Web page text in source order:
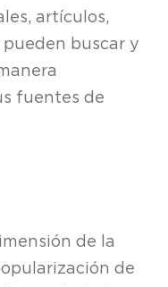
artículos,
pueden buscar y
fuentes de
de la
de